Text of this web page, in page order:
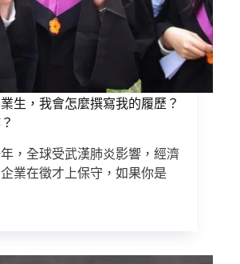
生，我會怎麼撰寫我的履歷？
，全球受武漢肺炎影響，經濟
業在徵才上保守，如果你是